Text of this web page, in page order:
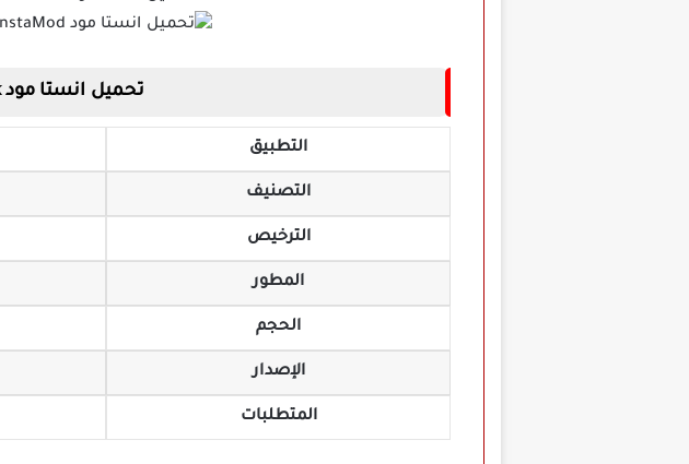
تحميل انستا مود InstaMod Apk مهكر للاندرويد
التطبيق
التصنيف
الترخيص
المطور
الحجم
الإصدار
المتطلبات